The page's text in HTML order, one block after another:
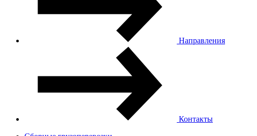
Направления
Контакты